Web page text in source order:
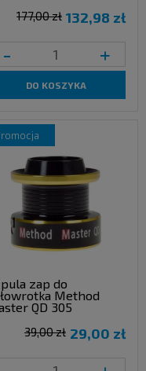
132,98 zł
177,00 zł
- +
DO KOSZYKA
zap do
Method
QD 305
29,00 zł
39,00 zł
promocja